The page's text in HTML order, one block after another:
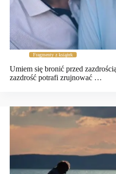
Fragmenty z książek
Umiem się bronić przed
zazdrość potrafi zrujnować …